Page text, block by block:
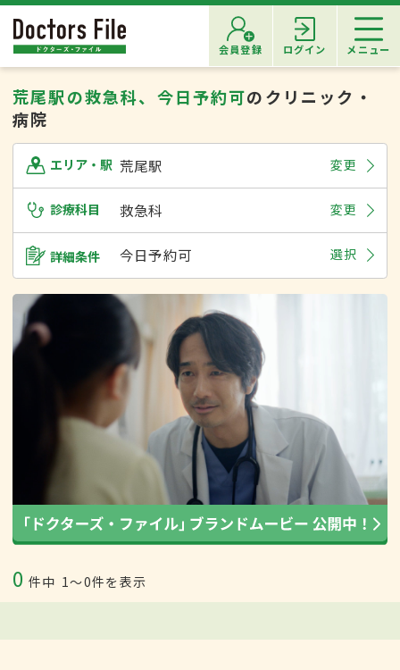
会員登録 ログイン メニュー
荒尾駅の救急科、今日予約可のクリニック・
病院
エリア・駅 荒尾駅 変更
診療科目 救急科 変更
詳細条件 今日予約可 選択
0 件中 1〜0件を表示